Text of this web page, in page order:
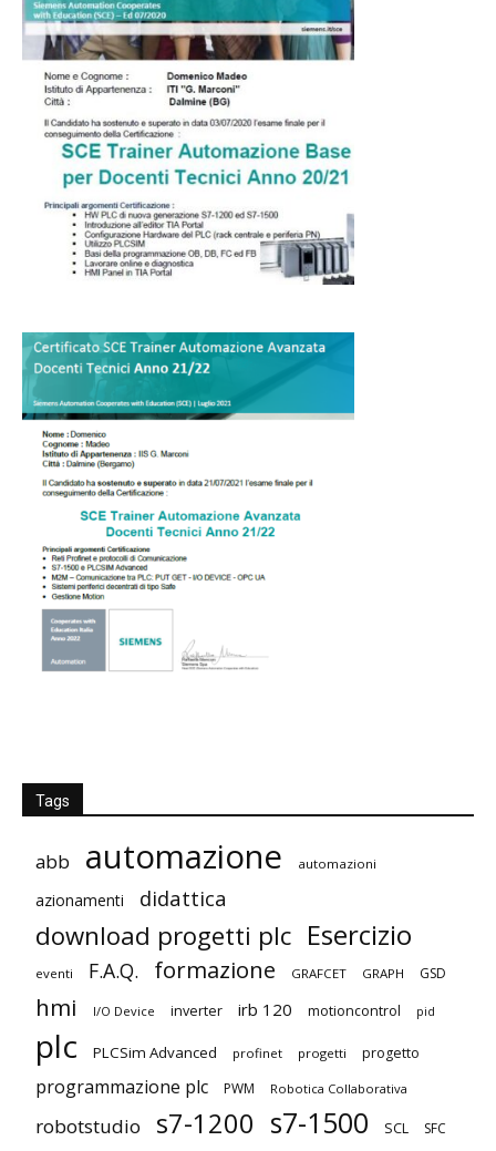
Tags
abb automazione automazioni
azionamenti didattica
download progetti plc Esercizio
eventi F.A.Q. formazione GRAFCET GRAPH GSD
hmi I/O Device inverter irb 120 motioncontrol pid
plc PLCSim Advanced profinet progetti progetto
programmazione plc PWM Robotica Collaborativa
robotstudio s7-1200 s7-1500 SCL SFC